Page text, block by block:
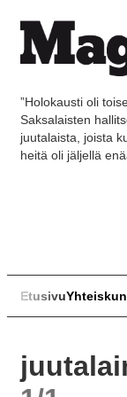
”Holokausti oli
Saksalaisten
juutalaista, joista
heitä oli jäljellä
Etusivu